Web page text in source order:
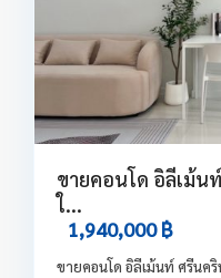
ขายคอนโด อิลีเม้น
ใ...
1,940,000 ฿
ขายคอนโด อิลีเม้นท์ ศรีนค